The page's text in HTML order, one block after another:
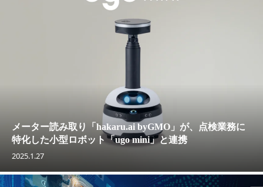
メーター読み取り「hakaru.ai byGMO」が、点検業務に
特化した小型ロボット「ugo mini」と連携
2025.1.27